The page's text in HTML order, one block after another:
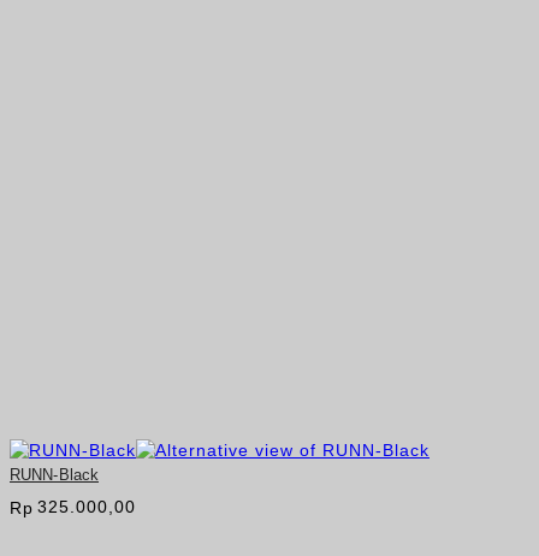
RUNN-Black
Rp 325.000,00